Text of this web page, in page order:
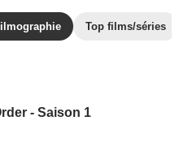
Top films/séries
- Saison 1